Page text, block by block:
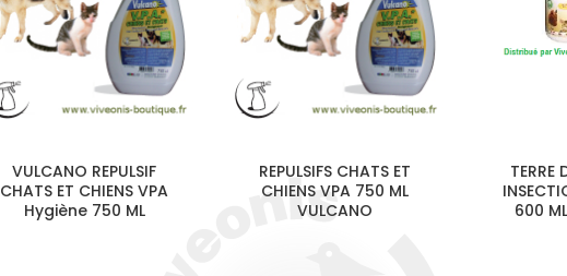
VULCANO REPULSIF
CHATS ET CHIENS VPA
Hygiène 750 ML
REPULSIFS CHATS ET
CHIENS VPA 750 ML
VULCANO
TERRE
600